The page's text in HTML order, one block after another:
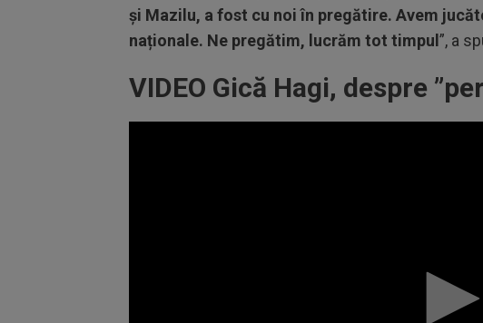
și Mazilu, a fost cu noi în pregătire. Avem
naționale. Ne pregătim, lucrăm tot timpul ”, a
VIDEO Gică Hagi, despre